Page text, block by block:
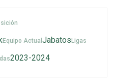
Equipo Actual Jabatos Ligas
2023-2024